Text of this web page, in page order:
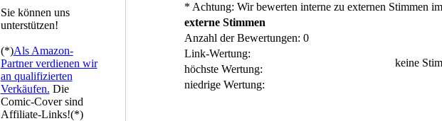
Sie können uns
unterstützen!
(*)Als Amazon-
Partner verdienen wir
an qualifizierten
Verkäufen. Die
Comic-Cover sind
Affiliate-Links!(*)
* Achtung: Wir bewerten interne zu externen Stimmen
externe Stimmen
Anzahl der Bewertungen: 0
keine
Link-Wertung:
höchste Wertung:
niedrige Wertung: